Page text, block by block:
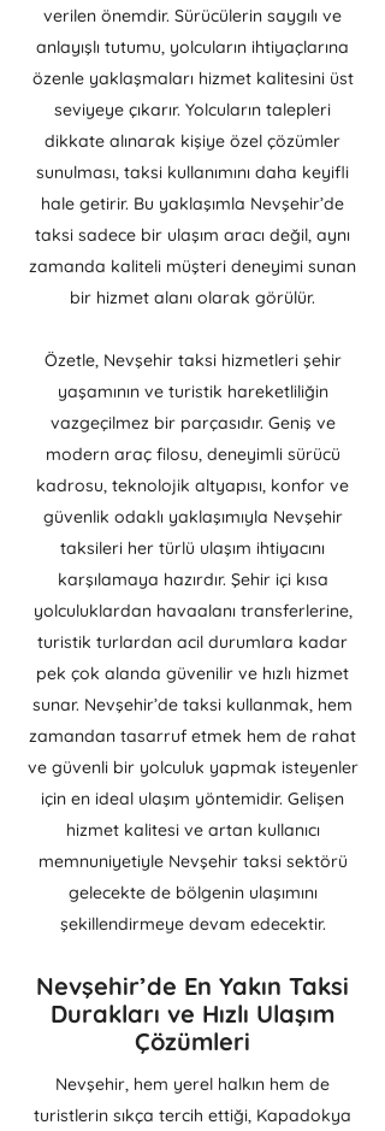
verilen önemdir. Sürücülerin saygılı ve
anlayışlı tutumu, yolcuların ihtiyaçlarına
özenle yaklaşmaları hizmet kalitesini üst
seviyeye çıkarır. Yolcuların talepleri
dikkate alınarak kişiye özel çözümler
sunulması, taksi kullanımını daha keyifli
hale getirir. Bu yaklaşımla Nevşehir’de
taksi sadece bir ulaşım aracı değil, aynı
zamanda kaliteli müşteri deneyimi sunan
bir hizmet alanı olarak görülür.
Özetle, Nevşehir taksi hizmetleri şehir
yaşamının ve turistik hareketliliğin
vazgeçilmez bir parçasıdır. Geniş ve
modern araç filosu, deneyimli sürücü
kadrosu, teknolojik altyapısı, konfor ve
güvenlik odaklı yaklaşımıyla Nevşehir
taksileri her türlü ulaşım ihtiyacını
karşılamaya hazırdır. Şehir içi kısa
yolculuklardan havaalanı transferlerine,
turistik turlardan acil durumlara kadar
pek çok alanda güvenilir ve hızlı hizmet
sunar. Nevşehir’de taksi kullanmak, hem
zamandan tasarruf etmek hem de rahat
ve güvenli bir yolculuk yapmak isteyenler
için en ideal ulaşım yöntemidir. Gelişen
hizmet kalitesi ve artan kullanıcı
memnuniyetiyle Nevşehir taksi sektörü
gelecekte de bölgenin ulaşımını
şekillendirmeye devam edecektir.
Nevşehir’de En Yakın Taksi
Durakları ve Hızlı Ulaşım
Çözümleri
Nevşehir, hem yerel halkın hem de
turistlerin sıkça tercih ettiği, Kapadokya